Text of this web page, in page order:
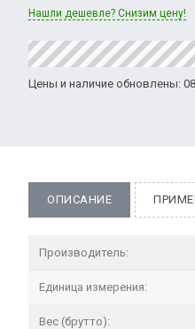
Нашли дешевле? Снизим цену!
Цены и наличие обновлены:
ОПИСАНИЕ
Производитель:
Единица измерения:
Вес (брутто):